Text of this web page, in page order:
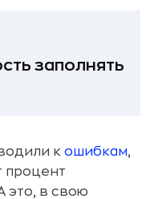
заполнять
к ошибкам,
процент
это, в свою